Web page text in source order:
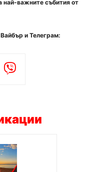
важните събития от
и Телеграм: